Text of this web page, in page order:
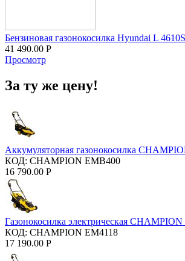
Бензиновая газонокосилка Hyundai L 4610S
41 490.00 Р
Просмотр
За ту же цену!
Аккумуляторная газонокосилка
КОД: CHAMPION EMB400
16 790.00 Р
Газонокосилка электрическая
КОД: CHAMPION EM4118
17 190.00 Р